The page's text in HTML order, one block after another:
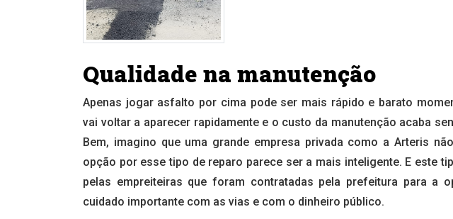
Qualidade na manutenção
Apenas jogar asfalto por cima pode ser mais rápido e barato
vai voltar a aparecer rapidamente e o custo da manutenção acaba
Bem, imagino que uma grande empresa privada como a Arteris
opção por esse tipo de reparo parece ser a mais inteligente. E este
pelas empreiteiras que foram contratadas pela prefeitura para a
cuidado importante com as vias e com o dinheiro público.